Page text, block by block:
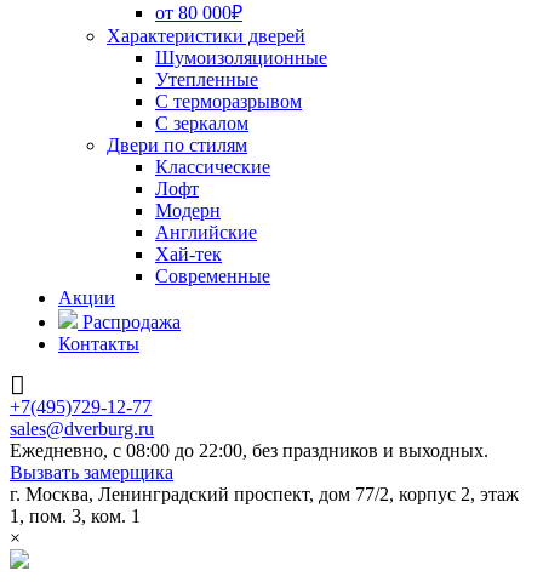
от 80 000₽
Характеристики дверей
Шумоизоляционные
Утепленные
С терморазрывом
С зеркалом
Двери по стилям
Классические
Лофт
Модерн
Английские
Хай-тек
Современные
Акции
Распродажа
Контакты
+7(495)729-12-77
sales@dverburg.ru
Ежедневно, с 08:00 до 22:00, без праздников и выходных.
Вызвать замерщика
г. Москва, Ленинградский проспект, дом 77/2, корпус 2, этаж
1, пом. 3, ком. 1
×